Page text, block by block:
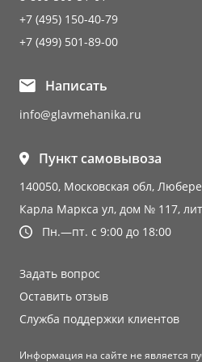
+7 (495) 150-40-79
+7 (499) 501-89-00
Написать
info@glavmehanika.ru
Пункт самовывоза
140050, Московская обл,
Карла Маркса ул, дом № 117,
Пн.—пт. с 9:00 до 18:00
Задать вопрос
Оставить отзыв
Служба поддержки клиентов
Информация на сайте не является